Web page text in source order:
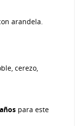
arandela.
cerezo,
para este